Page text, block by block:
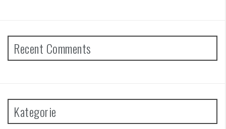
Recent Comments
Kategorie